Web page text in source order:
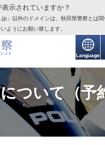
Language
示されていますか？
」以外のドメインは、秋田県警察とは
ようにお願い致します。
ついて（予